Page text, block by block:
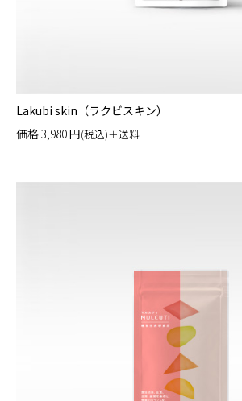
Lakubi skin（ラクビスキン）
価格3,980円(税込)＋送料